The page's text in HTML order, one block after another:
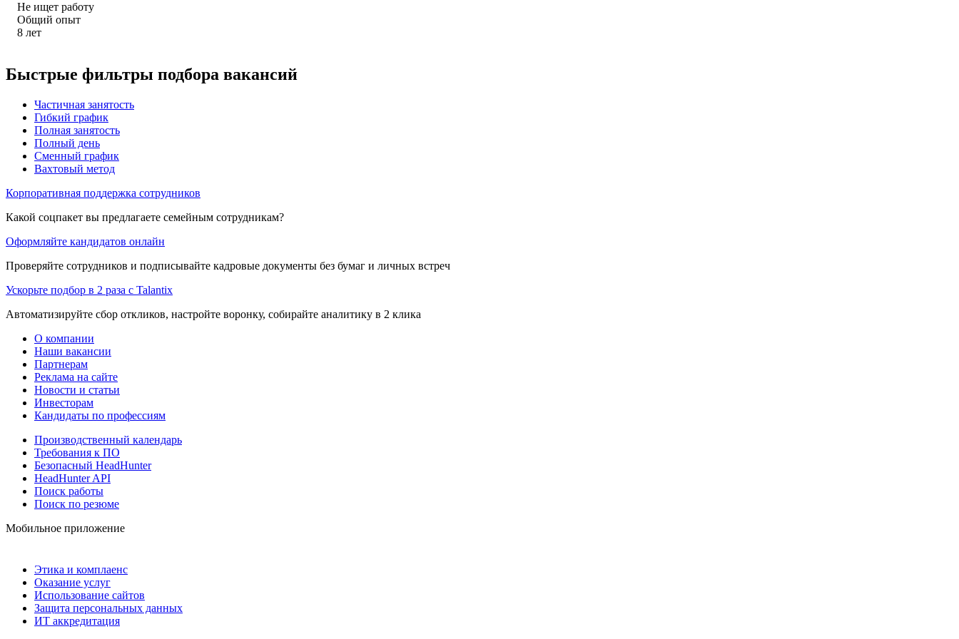
Не ищет работу
Общий опыт
8 лет
Быстрые фильтры подбора вакансий
Частичная занятость
Гибкий график
Полная занятость
Полный день
Сменный график
Вахтовый метод
Корпоративная поддержка сотрудников
Какой соцпакет вы предлагаете семейным сотрудникам?
Оформляйте кандидатов онлайн
Проверяйте сотрудников и подписывайте кадровые документы без бумаг и личных встреч
Ускорьте подбор в 2 раза с Talantix
Автоматизируйте сбор откликов, настройте воронку, собирайте аналитику в 2 клика
О компании
Наши вакансии
Партнерам
Реклама на сайте
Новости и статьи
Инвесторам
Кандидаты по профессиям
Производственный календарь
Требования к ПО
Безопасный HeadHunter
HeadHunter API
Поиск работы
Поиск по резюме
Мобильное приложение
Этика и комплаенс
Оказание услуг
Использование сайтов
Защита персональных данных
ИТ аккредитация